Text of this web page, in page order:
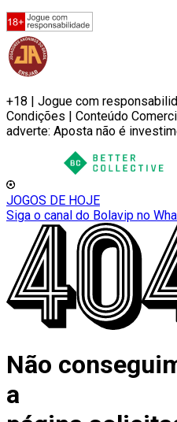
+18 | Jogue com
Condições | Conteúdo
adverte: Aposta não é
JOGOS DE HOJE
Siga o canal do Bolavip no
Não
a